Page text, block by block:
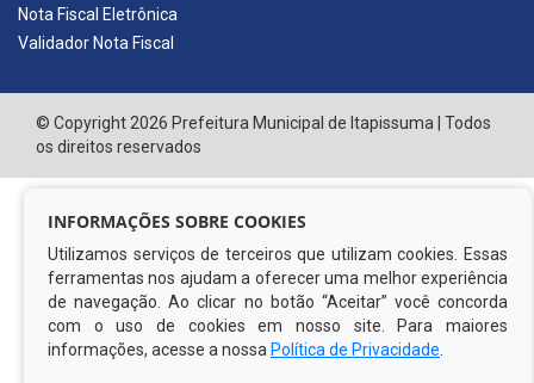
Nota Fiscal Eletrônica
Validador Nota Fiscal
© Copyright 2026 Prefeitura Municipal de Itapissuma | Todos
os direitos reservados
INFORMAÇÕES SOBRE COOKIES
Utilizamos serviços de terceiros que utilizam cookies. Essas
ferramentas nos ajudam a oferecer uma melhor experiência
de navegação. Ao clicar no botão “Aceitar” você concorda
com o uso de cookies em nosso site. Para maiores
informações, acesse a nossa Política de Privacidade